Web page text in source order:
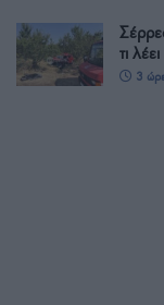
τι
3